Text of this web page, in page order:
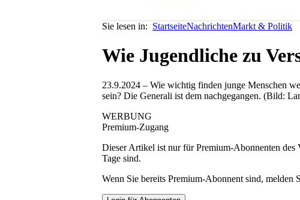
Sie lesen in: StartseiteNachrichtenMarkt & Politik
Wie Jugendliche zu
23.9.2024 – Wie wichtig finden junge Menschen
sein? Die Generali ist dem nachgegangen. (Bild:
WERBUNG
Premium-Zugang
Dieser Artikel ist nur für Premium-Abonnenten
Tage sind.
Wenn Sie bereits Premium-Abonnent sind, melden